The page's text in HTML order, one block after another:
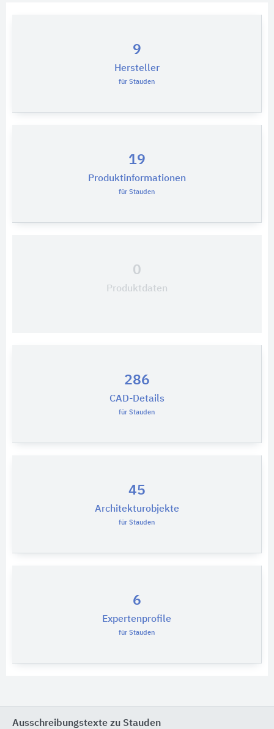
9
Hersteller
für Stauden
19
Produktinformationen
für Stauden
0
Produktdaten
286
CAD-Details
für Stauden
45
Architekturobjekte
für Stauden
6
Expertenprofile
für Stauden
Ausschreibungstexte zu Stauden